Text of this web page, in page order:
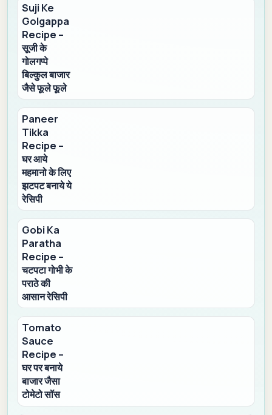
Suji Ke
Golgappa
Recipe –
सूजी के
गोलगप्पे
बिल्कुल बाजार
जैसे फूले फूले
Paneer
Tikka
Recipe –
घर आये
महमानो के लिए
झटपट बनाये ये
रेसिपी
Gobi Ka
Paratha
Recipe –
चटपटा गोभी के
पराठे की
आसान रेसिपी
Tomato
Sauce
Recipe –
घर पर बनाये
बाजार जैसा
टोमेटो सॉस